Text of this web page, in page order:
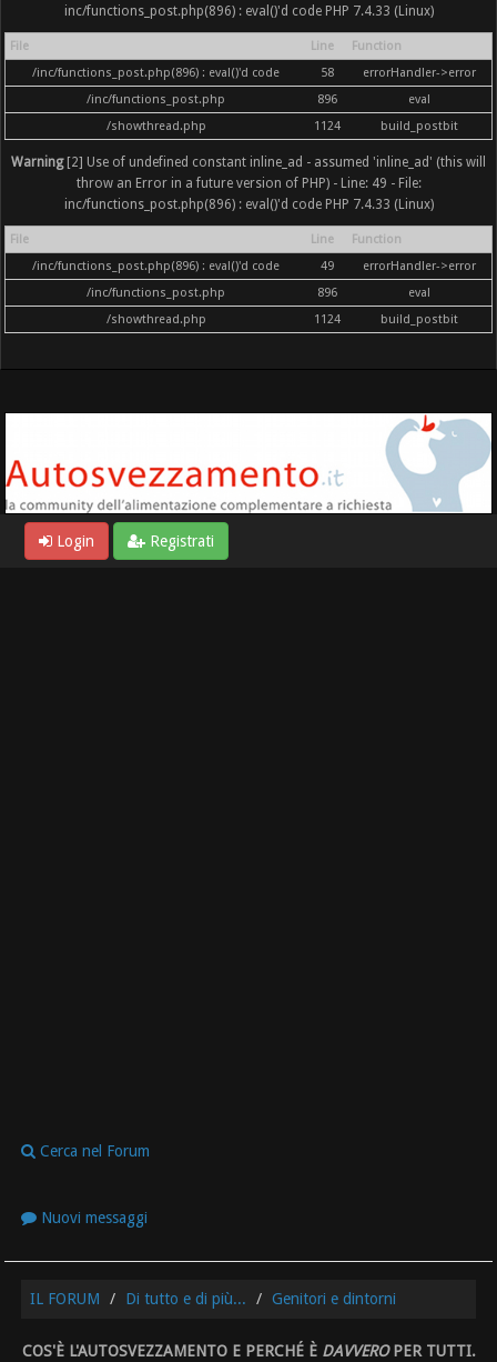
inc/functions_post.php(896) : eval()'d code PHP 7.4.33 (Linux)
File Line
Function
/inc/functions_post.php(896) : eval()'d code
58
errorHandler->error
/inc/functions_post.php
896
eval
/showthread.php
1124 build_postbit
Warning[2] Use of undefined constant inline_ad - assumed 'inline_ad' (this will
throw an Error in a future version of PHP) - Line: 49 - File:
inc/functions_post.php(896) : eval()'d code PHP 7.4.33 (Linux)
File Line
Function
/inc/functions_post.php(896) : eval()'d code
49
errorHandler->error
/inc/functions_post.php
896
eval
/showthread.php
1124 build_postbit
Login Registrati
Cerca nel Forum
Nuovi messaggi
IL FORUM Di tutto e di più... Genitori e dintorni
COS'È L'AUTOSVEZZAMENTO E PERCHÉ È DAVVEROPER TUTTI.